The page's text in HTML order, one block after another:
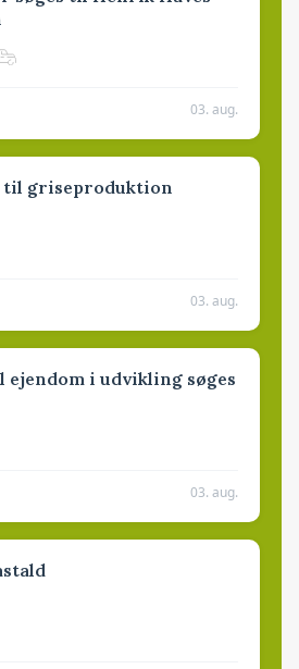
03. aug.
til griseproduktion
03. aug.
ejendom i udvikling søges
03. aug.